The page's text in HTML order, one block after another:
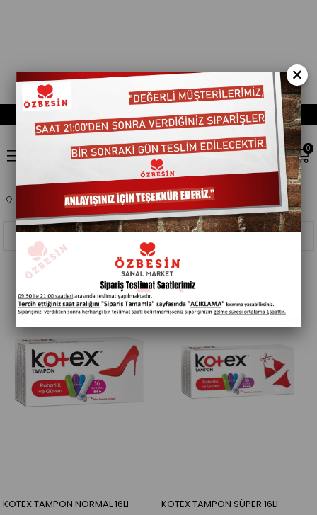
0
KOZMETIK HIJYENIK PEDLER 209003
Filtreleme
Sıralama
KOTEX TAMPON NORMAL 16LI KOTEX TAMPON SÜPER 16LI
×